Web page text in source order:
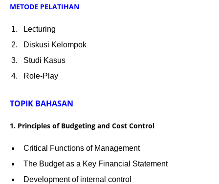
METODE PELATIHAN
Lecturing
Diskusi Kelompok
Studi Kasus
Role-Play
TOPIK BAHASAN
1. Principles of Budgeting and Cost Control
Critical Functions of Management
The Budget as a Key Financial Statement
Development of internal control